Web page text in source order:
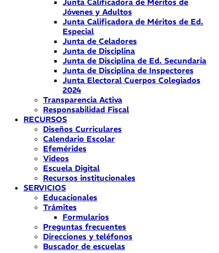
Junta Calificadora de Méritos de
Jóvenes y Adultos
Junta Calificadora de Méritos de Ed.
Especial
Junta de Celadores
Junta de Disciplina
Junta de Disciplina de Ed. Secundaria
Junta de Disciplina de Inspectores
Junta Electoral Cuerpos Colegiados
2024
Transparencia Activa
Responsabilidad Fiscal
RECURSOS
Diseños Curriculares
Calendario Escolar
Efemérides
Videos
Escuela Digital
Recursos institucionales
SERVICIOS
Educacionales
Trámites
Formularios
Preguntas frecuentes
Direcciones y teléfonos
Buscador de escuelas